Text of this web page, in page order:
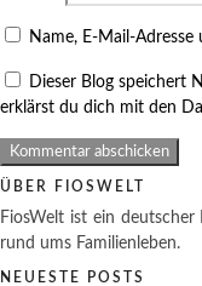
Name, E-Mail-
Dieser Blog speichert
erklärst du dich mit den
ÜBER FIOSWELT
FiosWelt ist ein
rund ums Familienleben.
NEUESTE POSTS